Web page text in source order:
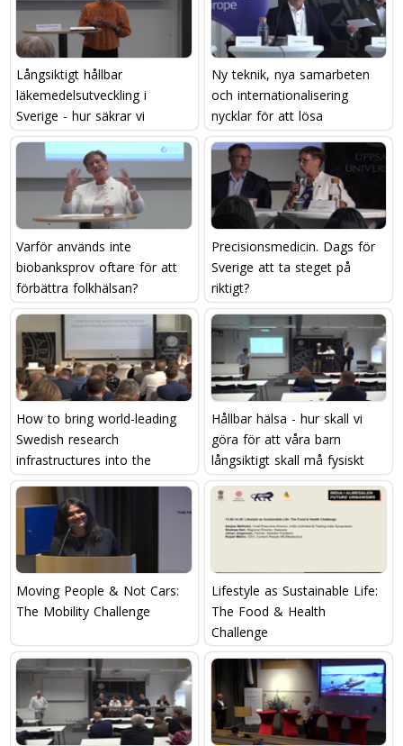
Långsiktigt hållbar
läkemedelsutveckling i
Sverige - hur säkrar vi
kompetensen?
Ny teknik, nya samarbeten
och internationalisering 
nycklar för att lösa
framtidens utmaningar?
Varför används inte
biobanksprov oftare för att
förbättra folkhälsan?
Precisionsmedicin. Dags för
Sverige att ta steget på
riktigt?
How to bring world-leading
Swedish research
infrastructures into the
future?
Hållbar hälsa - hur skall vi
göra för att våra barn
långsiktigt skall må fysiskt
och psykisk bra?
Moving People & Not Cars:
The Mobility Challenge
Lifestyle as Sustainable Life:
The Food & Health
Challenge